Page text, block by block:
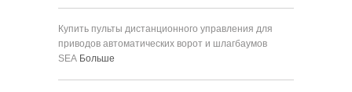
Купить пульты дистанционного управления для
приводов автоматических ворот и шлагбаумов
SEA Больше